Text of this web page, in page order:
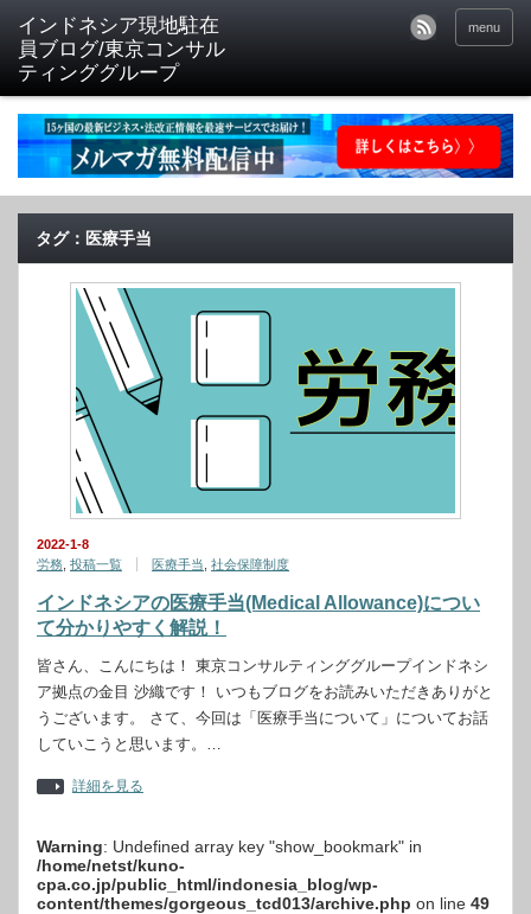
menu
タグ：医療手当
2022-1-8
労務 投稿一覧 医療手当 社会保障制度
インドネシアの医療手当(Medical Allowance)につい
て分かりやすく解説！
皆さん、こんにちは！ 東京コンサルティンググループインドネシ
ア拠点の金目 沙織です！ いつもブログをお読みいただきありがと
うございます。 さて、今回は「医療手当について」についてお話
していこうと思います。…
詳細を見る
Warning: Undefined array key "show_bookmark" in
/home/netst/kuno-
cpa.co.jp/public_html/indonesia_blog/wp-
content/themes/gorgeous_tcd013/archive.php on line 49